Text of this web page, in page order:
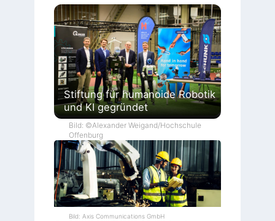
Stiftung für humanoide Robotik
und KI gegründet
Bild: ©Alexander Weigand/Hochschule
Offenburg
Bild: Axis Communications GmbH